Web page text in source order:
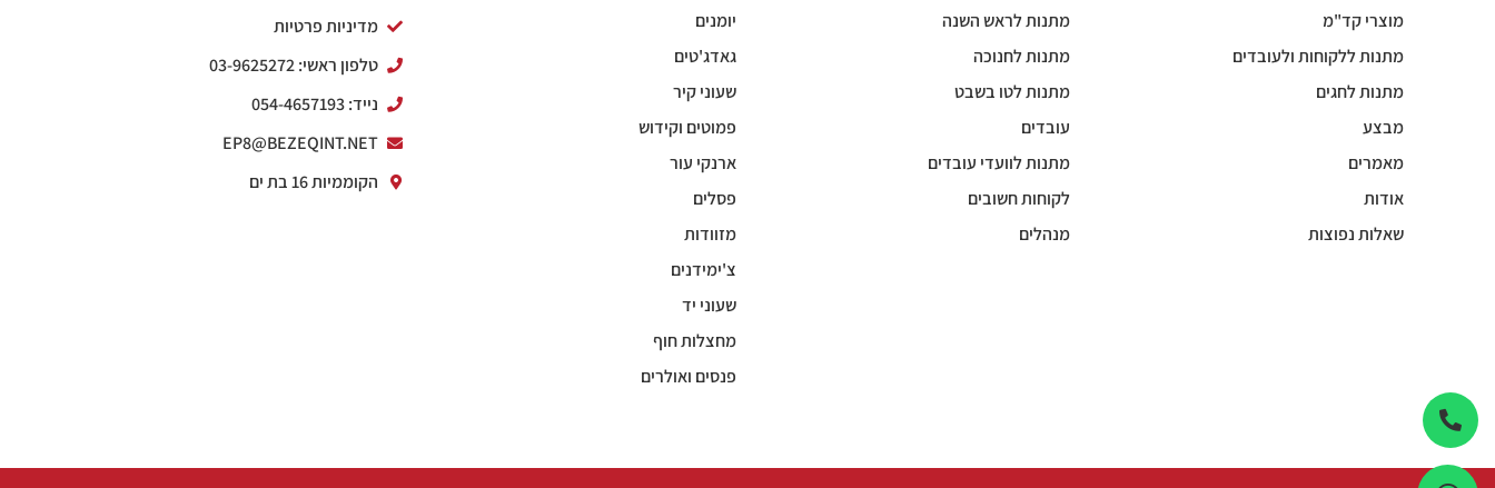
מוצרי קד"מ
מתנות ללקוחות ולעובדים
מתנות לחגים
מבצע
מאמרים
אודות
שאלות נפוצות
מתנות לראש השנה
מתנות לחנוכה
מתנות לטו בשבט
עובדים
מתנות לוועדי עובדים
לקוחות חשובים
מנהלים
יומנים
גאדג'טים
שעוני קיר
פמוטים וקידוש
ארנקי עור
פסלים
מזוודות
צ'ימידנים
שעוני יד
מחצלות חוף
פנסים ואולרים
מדיניות פרטיות
טלפון ראשי: 03-9625272
נייד: 054-4657193
EP8@BEZEQINT.NET
הקוממיות 16 בת ים